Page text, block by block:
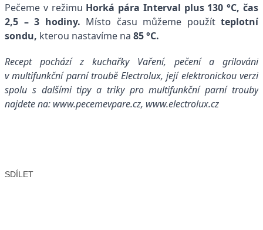
Pečeme v režimu Horká pára Interval plus 130 °C, čas
2,5 – 3 hodiny. Místo času můžeme použít teplotní
sondu, kterou nastavíme na 85 °C.
Recept pochází z kuchařky Vaření, pečení a grilování
v multifunkční parní troubě Electrolux, její elektronickou verzi
spolu s dalšími tipy a triky pro multifunkční parní trouby
najdete na: www.pecemevpare.cz, www.electrolux.cz
SDÍLET